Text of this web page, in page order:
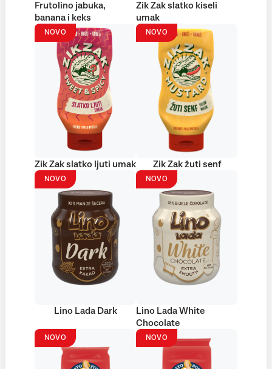
Frutolino jabuka,
banana i keks
Zik Zak slatko kiseli
umak
NOVO
Zik Zak slatko ljuti umak
NOVO
Zik Zak žuti senf
NOVO
Lino Lada Dark
NOVO
Lino Lada White
Chocolate
NOVO NOVO